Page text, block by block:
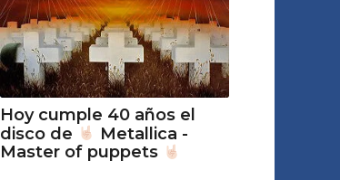
Hoy cumple 40 años el
disco de
Metallica -
Master of puppets